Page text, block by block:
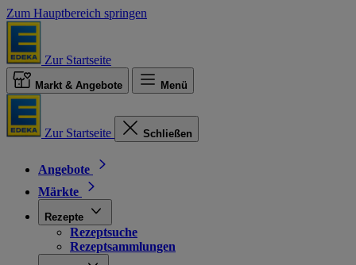
Zum Hauptbereich springen
Zur Startseite
Markt & Angebote Menü
Zur Startseite Schließen
Angebote
Märkte
Rezepte
Rezeptsuche
Rezeptsammlungen